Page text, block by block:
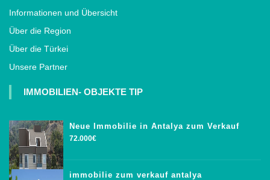
Informationen und Übersicht
Über die Region
Über die Türkei
Unsere Partner
IMMOBILIEN- OBJEKTE TIP
Neue Immobilie in Antalya zum Verkauf
72.000€
immobilie zum verkauf antalya